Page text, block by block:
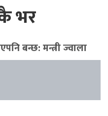
भर
बन्छ: मन्त्री ज्वाला